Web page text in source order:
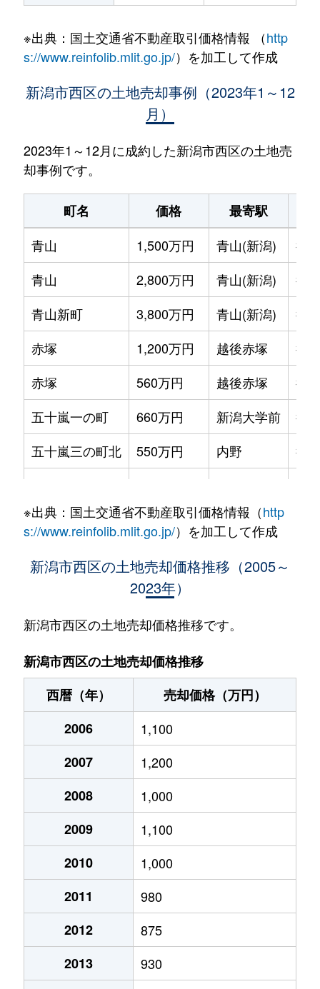
※出典：国土交通省不動産取引価格情報 （http
s://www.reinfolib.mlit.go.jp/）を加工して作成
新潟市西区の土地売却事例（2023年1～12
月）
2023年1～12月に成約した新潟市西区の土地売
却事例です。
町名 価格 最寄駅
青山
1,500万円 青山(新潟)
徒
青山
2,800万円 青山(新潟)
徒
青山新町
3,800万円 青山(新潟)
徒
赤塚
1,200万円 越後赤塚
徒
赤塚
560万円 越後赤塚
徒
五十嵐一の町
660万円 新潟大学前
徒
五十嵐三の町北
550万円 内野
徒
五十嵐中島
820万円 内野西が丘
520万円
五十嵐中島
2,100万円 内野西が丘
五十嵐二の町
770万円
内野西
800万円 内野
内野西
800万円
内野西
500万円
内野西
120万円
内野西
910万円
内野西
260万円
内野西
1,000万円
内野西
200万円
内野町
590万円
※出典：国土交通省不動産取引価格情報（http
s://www.reinfolib.mlit.go.jp/）を加工して作成
新潟市西区の土地売却価格推移（2005～
2023年）
新潟市西区の土地売却価格推移です。
新潟市西区の土地売却価格推移
西暦（年）
売却価格（万円）
2006
1,100
2007
1,200
2008
1,000
2009
1,100
2010
1,000
2011
980
2012
875
2013
930